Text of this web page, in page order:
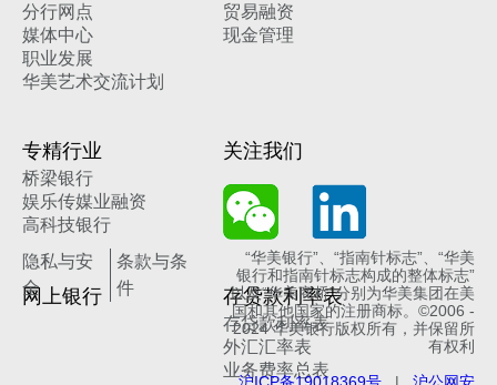
分行网点
媒体中心
职业发展
华美艺术交流计划
贸易融资
现金管理
专精行业
桥梁银行
娱乐传媒业融资
高科技银行
网上银行 存贷款利率表
存贷款利率表
外汇汇率表
业务费率总表
关注我们
隐私与安
全
条款与条
件
“华美银行”、“指南针标志”、“华美
银行和指南针标志构成的整体标志”
以及“华美商桥”分别为华美集团在美
国和其他国家的注册商标。©2006 -
2024 华美银行版权所有，并保留所
有权利